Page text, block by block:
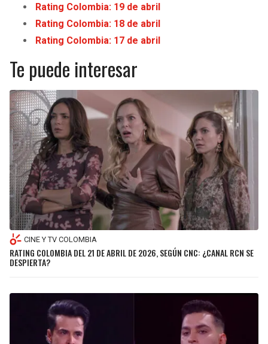
Rating Colombia: 19 de abril
Rating Colombia: 18 de abril
Rating Colombia: 17 de abril
Te puede interesar
CINE Y TV COLOMBIA
RATING COLOMBIA DEL 21 DE ABRIL DE 2026, SEGÚN CNC: ¿CANAL RCN SE
DESPIERTA?